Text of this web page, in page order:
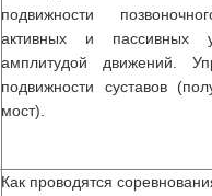
подвижности
активных и пассивных
амплитудой движений.
подвижности суставов
мост).
Как проводятся